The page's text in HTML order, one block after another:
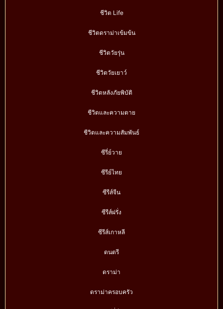
ชีวิต Life
ชีวิตดราม่าเข้มข้น
ชีวิตวัยรุ่น
ชีวิตวัยเยาว์
ชีวิตหลังภัยพิบัติ
ชีวิตและความตาย
ชีวิตและความสัมพันธ์
ซีรี่ย์วาย
ซีรีย์ไทย
ซีรีส์จีน
ซีรีส์ฝรั่ง
ซีรีส์เกาหลี
ดนตรี
ดราม่า
ดราม่าครอบครัว